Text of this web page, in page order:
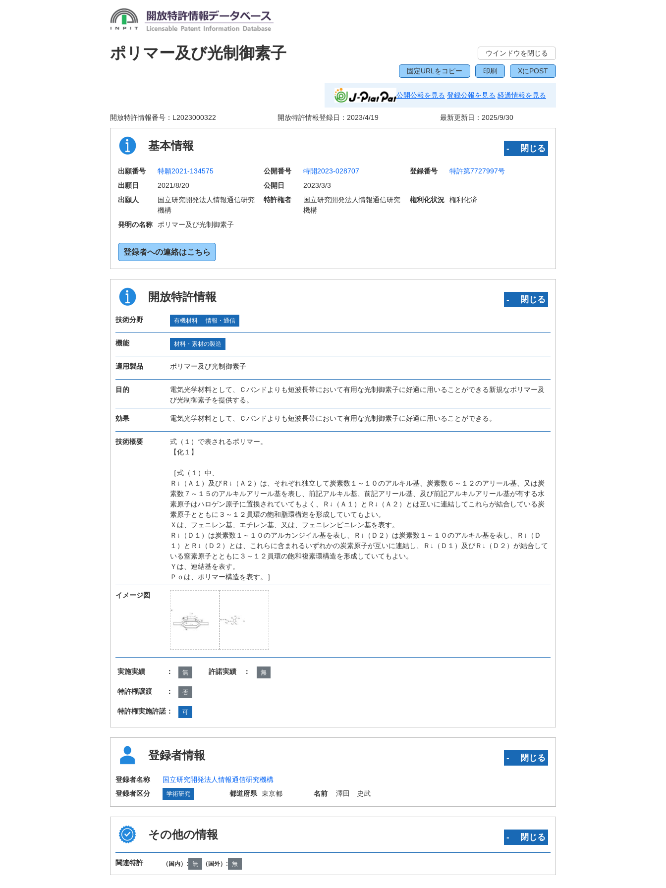
ポリマー及び光制御素子 ウインドウを閉じる
固定URLをコピー 印刷 XにPOST
公開公報を見る 登録公報を見る 経過情報を見る
開放特許情報番号： L2023000322 開放特許情報登録日： 2023/4/19 最新更新日： 2025/9/30
基本情報 ‐ 閉じる
出願番号 特願2021-134575 公開番号 特開2023-028707 登録番号
特許第7727997号
出願日
2021/8/20 公開日
2023/3/3
出願人
国立研究開発法人情報通信研究
機構
特許権者
国立研究開発法人情報通信研究
機構
権利化状況 権利化済
発明の名称 ポリマー及び光制御素子
登録者への連絡はこちら
開放特許情報 ‐ 閉じる
技術分野 有機材料 情報・通信
機能 材料・素材の製造
適用製品 ポリマー及び光制御素子
目的
電気光学材料として、Ｃバンドよりも短波長帯において有用な光制御素子に好適に用いることができる新規なポリマー及
び光制御素子を提供する。
効果 電気光学材料として、Ｃバンドよりも短波長帯において有用な光制御素子に好適に用いることができる。
技術概要
式（１）で表されるポリマー。
【化１】
［式（１）中、
Ｒ↓（Ａ１）及びＲ↓（Ａ２）は、それぞれ独立して炭素数１～１０のアルキル基、炭素数６～１２のアリール基、又は炭
素数７～１５のアルキルアリール基を表し、前記アルキル基、前記アリール基、及び前記アルキルアリール基が有する水
素原子はハロゲン原子に置換されていてもよく、Ｒ↓（Ａ１）とＲ↓（Ａ２）とは互いに連結してこれらが結合している炭
素原子とともに３～１２員環の飽和脂環構造を形成していてもよい。
Ｘは、フェニレン基、エチレン基、又は、フェニレンビニレン基を表す。
Ｒ↓（Ｄ１）は炭素数１～１０のアルカンジイル基を表し、Ｒ↓（Ｄ２）は炭素数１～１０のアルキル基を表し、Ｒ↓（Ｄ
１）とＲ↓（Ｄ２）とは、これらに含まれるいずれかの炭素原子が互いに連結し、Ｒ↓（Ｄ１）及びＲ↓（Ｄ２）が結合して
いる窒素原子とともに３～１２員環の飽和複素環構造を形成していてもよい。
Ｙは、連結基を表す。
Ｐｏは、ポリマー構造を表す。］
イメージ図
実施実績 ： 無 許諾実績 ： 無
特許権譲渡 ： 否
特許権実施許諾： 可
登録者情報 ‐ 閉じる
登録者名称
国立研究開発法人情報通信研究機構
登録者区分
学術研究 都道府県 東京都 名前 澤田 史武
その他の情報 ‐ 閉じる
国際特許分類
（IPC第8版）
C08F20/36 G02F1/061 G02F1/361